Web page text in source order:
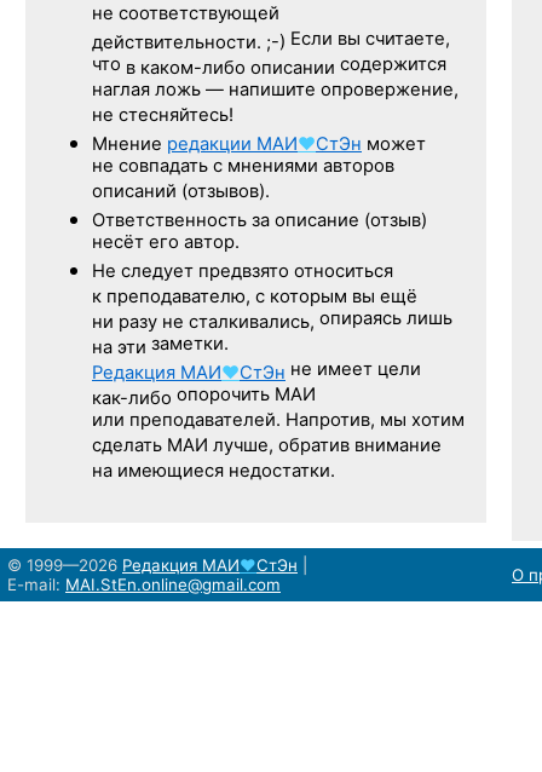
не соответствующей
действительности. ;-) Если вы считаете,
что в каком-либо описании содержится
наглая ложь — напишите опровержение,
не стесняйтесь!
Мнение редакции МАИ♥СтЭн может
не совпадать с мнениями авторов
описаний (отзывов).
Ответственность за описание (отзыв)
несёт его автор.
Не следует предвзято относиться
к преподавателю, с которым вы ещё
ни разу не сталкивались, опираясь лишь
на эти заметки.
Редакция МАИ♥СтЭн не имеет цели
как-либо опорочить МАИ
или преподавателей. Напротив, мы хотим
сделать МАИ лучше, обратив внимание
на имеющиеся недостатки.
© 1999—2026 Редакция МАИ♥СтЭн
E-mail: MAI.StEn.online@gmail.com О